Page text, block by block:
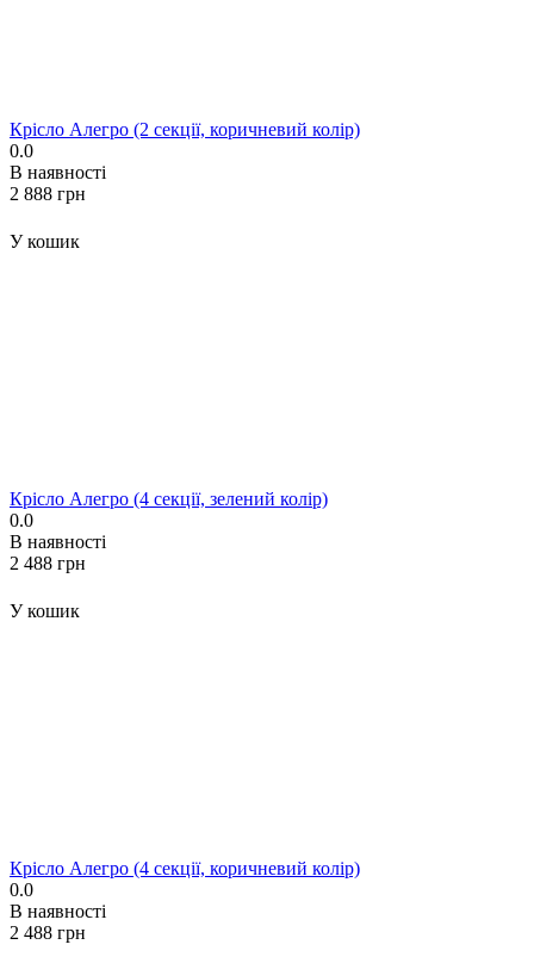
Крісло Алегро (2 секції, коричневий колір)
0.0
В наявності
‍2 888‍ грн
У кошик
Крісло Алегро (4 секції, зелений колір)
0.0
В наявності
‍2 488‍ грн
У кошик
Крісло Алегро (4 секції, коричневий колір)
0.0
В наявності
‍2 488‍ грн